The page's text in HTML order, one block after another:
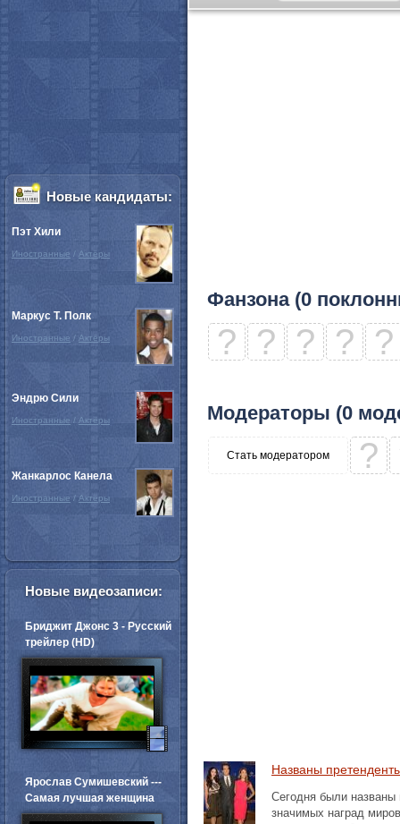
Фанзона (0
? ? ? ? ?
Модераторы (0
Стать модератором ?
Названы
Сегодня были названы
значимых наград
Новые кандидаты:
Пэт Хили
Иностранные / Актёры
Маркус Т. Полк
Иностранные / Актёры
Эндрю Сили
Иностранные / Актёры
Жанкарлос Канела
Иностранные / Актёры
Новые видеозаписи:
Бриджит Джонс 3 - Русский
трейлер (HD)
Ярослав Сумишевский ---
Самая лучшая женщина